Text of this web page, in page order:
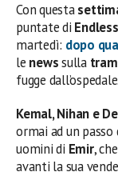
Con questa
puntate di
martedì: dopo
le newssulla
fugge dall’ospedale.
Kemal, Nihan e
ormai ad un
uomini di Emir,
avanti la sua